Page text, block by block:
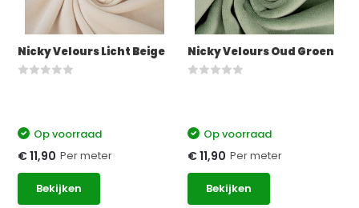
Nicky Velours Licht Beige
Op voorraad
€ 11,90 Per meter
Bekijken
Nicky Velours Oud Groen
Op voorraad
€ 11,90 Per meter
Bekijken